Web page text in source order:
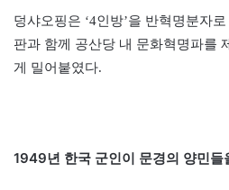
덩샤오핑은 ‘4인방’을 반혁명분자
판과 함께 공산당 내 문화혁명파를
게 밀어붙였다.
1949년 한국 군인이 문경의 양민들